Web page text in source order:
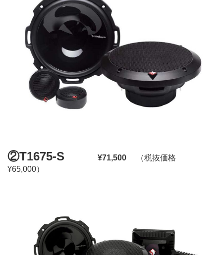
②T1675-S ¥71,500 （税抜価格
¥65,000）